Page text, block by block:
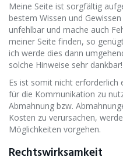
Meine Seite ist sorgfältig
bestem Wissen und
unfehlbar und mache auch
meiner Seite finden, so
ich werde dies dann
solche Hinweise sehr dankbar!
Es ist somit nicht erforderlich
für die Kommunikation zu
Abmahnung bzw.
Kosten zu verursachen,
Möglichkeiten vorgehen.
Rechtswirksamkeit